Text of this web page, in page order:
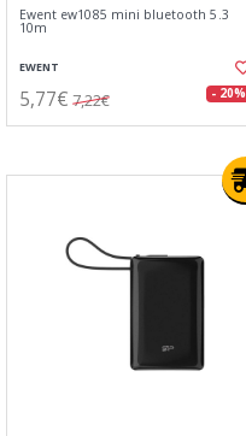
Ewent ew1085 mini bluetooth 5.3
10m
EWENT
5,77€ 7,22€ - 20%